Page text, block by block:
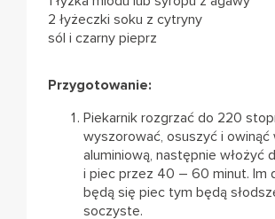
2 łyżeczki soku z cytryny
sól i czarny pieprz
Przygotowanie:
Piekarnik rozgrzać do 220
wyszorować, osuszyć i owinąć
aluminiową, następnie włożyć
i piec przez 40 – 60 minut. Im
będą się piec tym będą
soczyste.